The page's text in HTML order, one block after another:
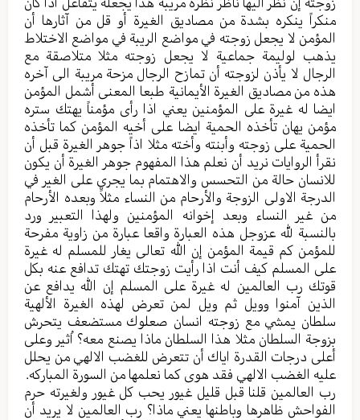
منکراً ینکره بشدة من مصادیق الغیرة أو قل من آثارها أن
المؤمن لا یجعل زوجته في مواضع الریبة في مواضع الاختلاط
یذهب لولیمة جماعیة لا یجعل زوجته مثلا متلاصقة مع
الرجال لا یأذن لزوجته أن تمازح الرجال مزحة مریبة الی آخره
هذه من مصادیق الغیرة الأیمانیة طبعا المعنی أشمل المؤمن
ایضا له غيرة على المؤمنين يعني اذا رأى مؤمناً یهتك ستره
مؤمن یهان تأخذه الحمیة ایضا علی أخیه المؤمن کما تأخذه
الحمیة علی زوجته وأبنته وأخته مثلا اذاً جوهر الغیرة قبل أن
نقرأ الروایات نرید أن نعلم هذا المفهوم جوهر الغيرة أن یکون
للانسان حالة من التحسس والاهتمام بما یجري علی الغیر في
الدرجة الاولی الزوجة والأرحام من النساء مثلاً وبعده الأرحام
من غیر النساء وبعد إخوانه المؤمنین ولهذا التعبیر ورد
بالنسبة لله عزوجل هذه العبارة واقعا عبارة من زاویة مفرحة
للمؤمن کم قیمة المؤمن إن الله تعالی یغار للمسلم له غیرة
علی المسلم کیف أنت اذا رأيت زوجتك تهتك تدافع عنه بکل
قوتك رب العالمین له غیرة علی المسلم إن الله یدافع عن
الذین آمنوا وویل ثم ویل لمن تعرض لهذه الغیرة الألهیة
سلطان یمشي مع زوجته انسان صعلوك مستضعف یتحرش
بزوجة السلطان مثلا هذا السلطان ماذا یصنع معه؟ اُثیر وعلی
أعلی درجات القدرة ایاك أن تتعرض للغضب الالهي من یحلل
علیه الغضب الالهي فقد هوی کما نعلمها من السورة المباركه.
رب العالمین قلنا قبل قلیل غیور یحب کل غیور ولغیرته حرم
الفواحش ظاهرها وباطنها یعني ماذا؟ رب العالمین لا یرید أن